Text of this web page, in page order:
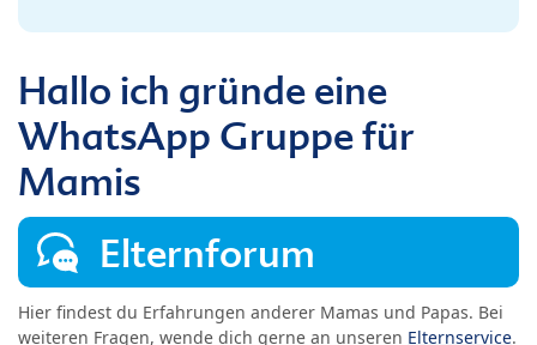
Hallo ich gründe eine
WhatsApp Gruppe für
Mamis
Elternforum
Hier findest du Erfahrungen anderer Mamas und Papas. Bei
weiteren Fragen, wende dich gerne an unseren Elternservice.